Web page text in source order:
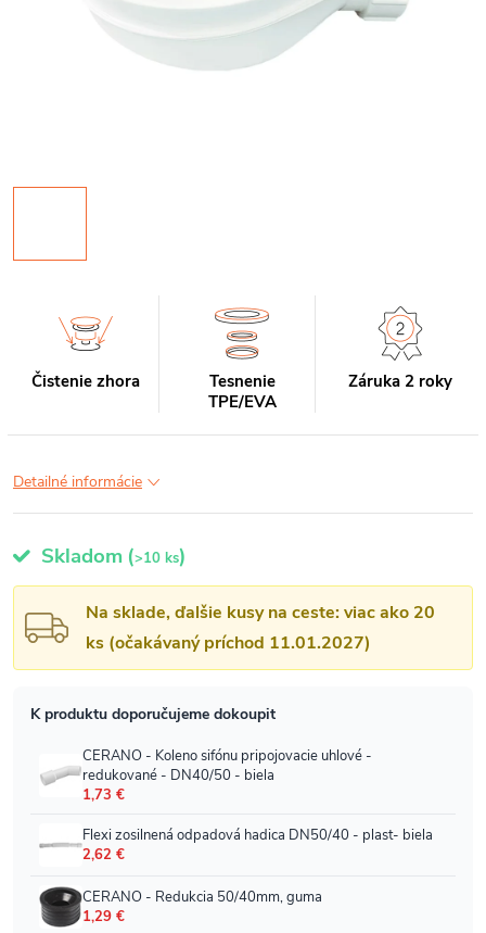
Čistenie zhora
Tesnenie
TPE/EVA
Záruka 2 roky
Detailné informácie
Skladom (>10 ks)
Na sklade, ďalšie kusy na ceste: viac ako 20
ks (očakávaný príchod 11.01.2027)